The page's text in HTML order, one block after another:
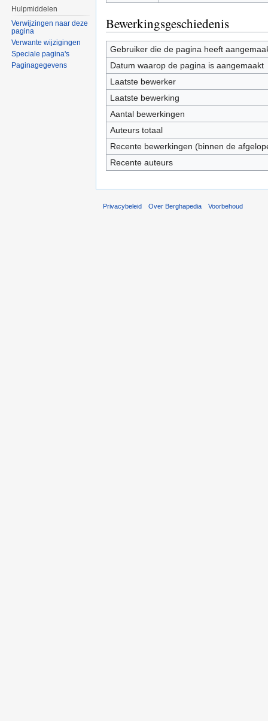
Bewerkingsgeschiedenis
Gebruiker die de pagina heeft
Datum waarop de pagina is aangemaakt
Laatste bewerker
Laatste bewerking
Aantal bewerkingen
Auteurs totaal
Recente bewerkingen (binnen de
Recente auteurs
Hulpmiddelen
Verwijzingen naar deze
pagina
Verwante wijzigingen
Speciale pagina's
Paginagegevens
Privacybeleid Over Berghapedia Voorbehoud